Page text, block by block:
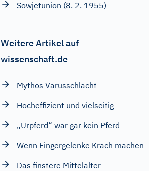
Sowjetunion (8. 2. 1955)
Weitere Artikel auf
wissenschaft.de
Mythos Varusschlacht
Hocheffizient und vielseitig
„Urpferd“ war gar kein Pferd
Wenn Fingergelenke Krach machen
Das finstere Mittelalter